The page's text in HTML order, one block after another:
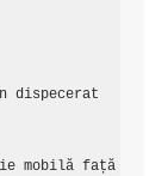
dispecerat
mobilă față